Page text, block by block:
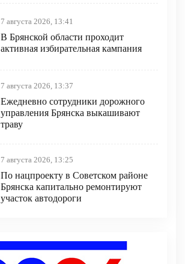
7 августа 2026, 13:41
В Брянской области проходит
активная избирательная кампания
7 августа 2026, 13:37
Ежедневно сотрудники дорожного
управления Брянска выкашивают
траву
7 августа 2026, 13:25
По нацпроекту в Советском районе
Брянска капитально ремонтируют
участок автодороги